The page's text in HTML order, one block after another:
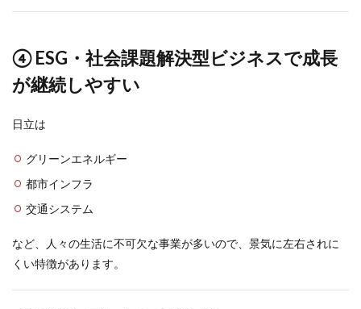
④ ESG・社会課題解決型ビジネスで成長
が継続しやすい
日立は
グリーンエネルギー
都市インフラ
交通システム
など、人々の生活に不可欠な事業が多いので、景気に左右されに
くい特徴があります。